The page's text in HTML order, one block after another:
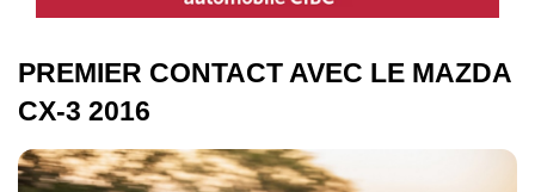
PREMIER CONTACT AVEC LE MAZDA
CX-3 2016